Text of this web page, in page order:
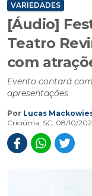
VARIEDADES
[Áudio]
Teatro
com
Evento contará
apresentações
Por Lucas
Criciúma, SC, 08/10/